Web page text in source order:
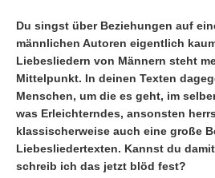
Du singst über Beziehungen auf
männlichen Autoren eigentlich
Liebesliedern von Männern steht
Mittelpunkt. In deinen Texten
Menschen, um die es geht, im
was Erleichterndes, ansonsten
klassischerweise auch eine große
Liebesliedertexten. Kannst du
schreib ich das jetzt blöd fest?